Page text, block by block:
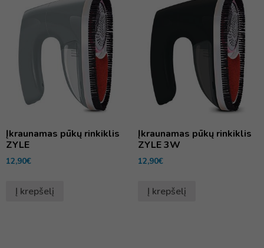
Įkraunamas pūkų rinkiklis
ZYLE
12,90€
Į krepšelį
Įkraunamas pūkų rinkiklis
ZYLE 3W
12,90€
Į krepšelį